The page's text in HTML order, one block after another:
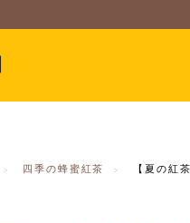
四季の蜂蜜紅茶 【夏の紅